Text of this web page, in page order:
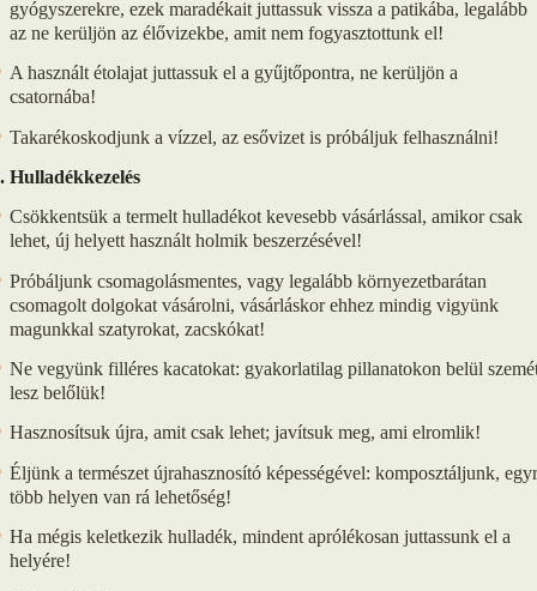
gyógyszerekre, ezek maradékait juttassuk vissza a patikába, legalább
az ne kerüljön az élővizekbe, amit nem fogyasztottunk el!
A használt étolajat juttassuk el a gyűjtőpontra, ne kerüljön a
csatornába!
Takarékoskodjunk a vízzel, az esővizet is próbáljuk felhasználni!
Hulladékkezelés
Csökkentsük a termelt hulladékot kevesebb vásárlással, amikor csak
lehet, új helyett használt holmik beszerzésével!
Próbáljunk csomagolásmentes, vagy legalább környezetbarátan
csomagolt dolgokat vásárolni, vásárláskor ehhez mindig vigyünk
magunkkal szatyrokat, zacskókat!
Ne vegyünk filléres kacatokat: gyakorlatilag pillanatokon belül
lesz belőlük!
Hasznosítsuk újra, amit csak lehet; javítsuk meg, ami elromlik!
Éljünk a természet újrahasznosító képességével: komposztáljunk,
több helyen van rá lehetőség!
Ha mégis keletkezik hulladék, mindent aprólékosan juttassunk el a
helyére!